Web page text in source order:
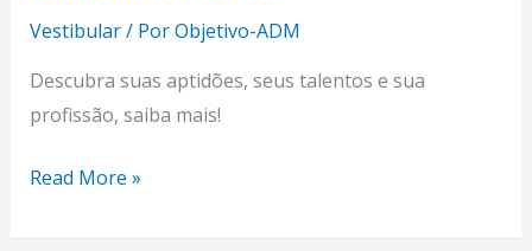
Vestibular/ PorObjetivo-ADM
Descubra suas aptidões, seus talentos e sua
profissão, saiba mais!
Read More »